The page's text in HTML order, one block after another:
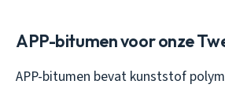
APP-bitumen voor onze
APP-bitumen bevat kunststof